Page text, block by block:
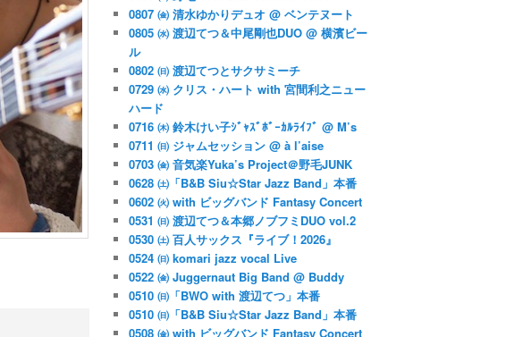
0807 ㈮ 清水ゆかりデュオ @ ベンテヌート
0805 ㈬ 渡辺てつ＆中尾剛也DUO @ 横濱ビー
ル
0802 ㈰ 渡辺てつとサクサミーチ
0729 ㈬ クリス・ハート with 宮間利之ニュー
ハード
0716 ㈭ 鈴木けい子ｼﾞｬｽﾞﾎﾞｰｶﾙﾗｲﾌﾞ @ M’s
0711 ㈰ ジャムセッション @ à l’aise
0703 ㈮ 音気楽Yuka’s Project＠野毛JUNK
0628 ㈯「B&B Siu☆Star Jazz Band」本番
0602 ㈫ with ビッグバンド Fantasy Concert
0531 ㈰ 渡辺てつ＆本郷ノブフミDUO vol.2
0530 ㈯ 百人サックス『ライブ！2026』
0524 ㈰ komari jazz vocal Live
0522 ㈮ Juggernaut Big Band @ Buddy
0510 ㈰「BWO with 渡辺てつ」本番
0510 ㈰「B&B Siu☆Star Jazz Band」本番
0508 ㈮ with ビッグバンド Fantasy Concert